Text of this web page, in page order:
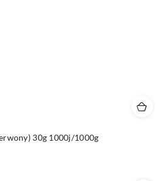
30g 1000j/1000g